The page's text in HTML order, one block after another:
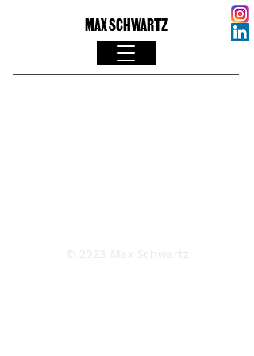
MAX SCHWARTZ
© 2023 Max Schwartz